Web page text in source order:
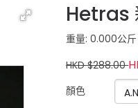
Hetras
重量: 0.000公斤
HKD $288.00
顏色